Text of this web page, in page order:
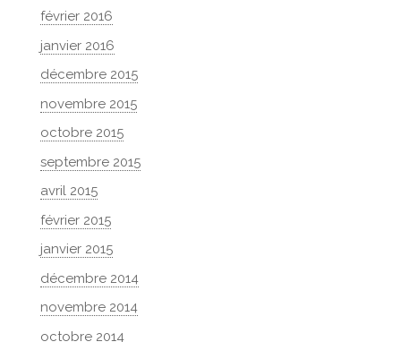
février 2016
janvier 2016
décembre 2015
novembre 2015
octobre 2015
septembre 2015
avril 2015
février 2015
janvier 2015
décembre 2014
novembre 2014
octobre 2014